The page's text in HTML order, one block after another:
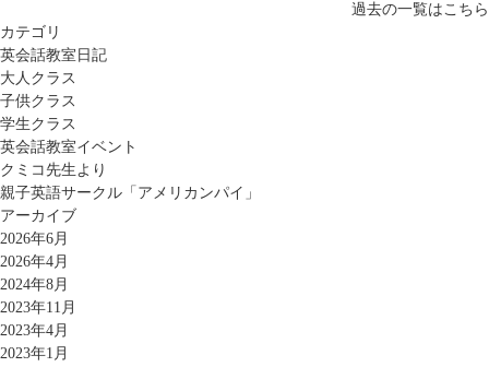
過去の一覧はこちら
カテゴリ
英会話教室日記
大人クラス
子供クラス
学生クラス
英会話教室イベント
クミコ先生より
親子英語サークル「アメリカンパイ」
アーカイブ
2026年6月
2026年4月
2024年8月
2023年11月
2023年4月
2023年1月